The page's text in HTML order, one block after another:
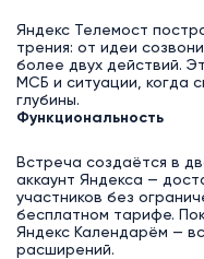
Яндекс Телемост
трения: от идеи
более двух действий.
МСБ и ситуации, когда
глубины.
Функциональность
Встреча создаётся в
аккаунт Яндекса —
участников без
бесплатном тарифе.
Яндекс Календарём —
расширений.